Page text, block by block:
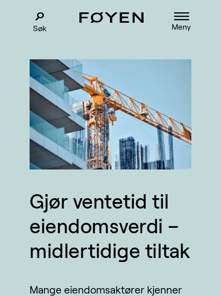
Søk Meny
Gjør ventetid til
eiendomsverdi –
midlertidige tiltak
Mange eiendomsaktører kjenner